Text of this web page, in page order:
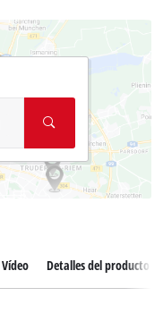
Vídeo Detalles del producto